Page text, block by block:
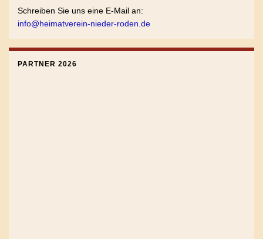
Schreiben Sie uns eine E-Mail an:
info@heimatverein-nieder-roden.de
PARTNER 2026